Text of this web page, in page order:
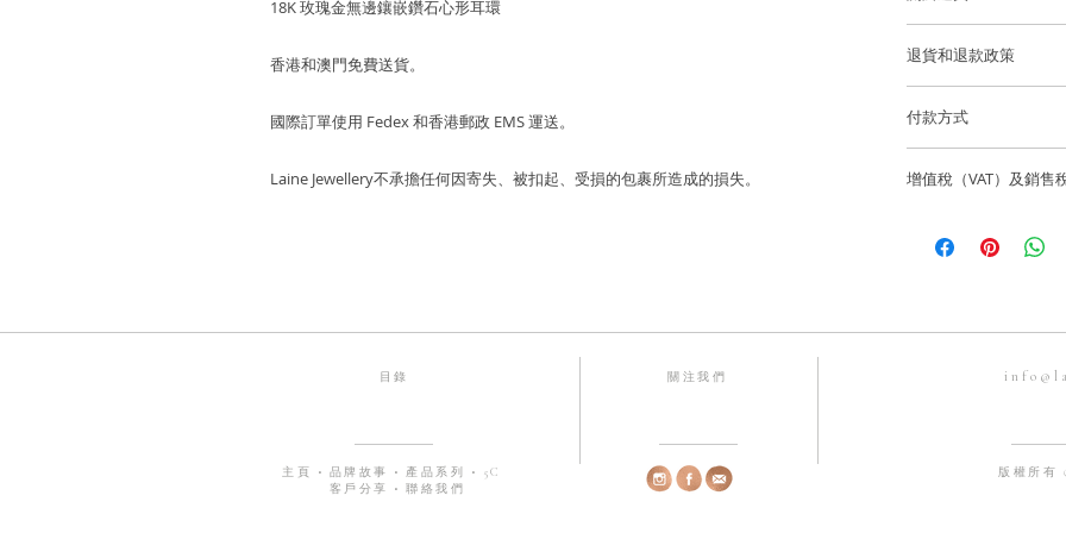
18K 玫瑰金無邊鑲嵌鑽石心形耳環
香港和澳門免費送貨。
國際訂單使用 Fedex 和香港郵政 EMS 運送。
Laine Jewellery不承擔任何因寄失、被扣起、受損的包裹所造成的損失。
香港和澳門免費送貨
澤和最佳的狀態。
逢星期五可預約到位
貨。
所造成的損失。
退貨和退款政策
如果您訂購的商品有
聯繫，電話為852-
付款方式
有主要信用卡。
歡迎顧客店內取貨
香港微信支付。
Laine Limited
戶口號碼：582-
增值稅（VAT）及銷售
一切入口稅、關稅及
目錄
主頁 • 品牌故事 • 產品系列 •
5C
客戶分享 • 聯絡我們
關注我們
版權所有